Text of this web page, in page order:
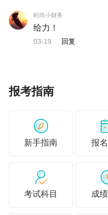
时尚小财务
给力！
03-19 回复
报考指南
新手指南 报
考试科目 成